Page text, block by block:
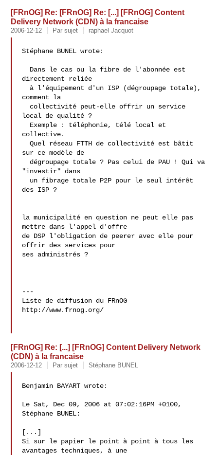
[FRnOG] Re: [FRnOG] Re: [...] [FRnOG] Content
Delivery Network (CDN) à la francaise
2006-12-12 Par sujet raphael Jacquot
Stéphane BUNEL wrote:
directement reliée
comment la
local de qualité ?
collective.
  Quel réseau FTTH de collectivité est bâtit
sur ce modèle de
"investir" dans
des ISP ?
la municipalité en question ne peut elle pas
mettre dans l'appel d'offre
de DSP l'obligation de peerer avec elle pour
offrir des services pour
ses administrés ?
---
Liste de diffusion du FRnOG
http://www.frnog.org/
[FRnOG] Re: [...] [FRnOG] Content Delivery Network
(CDN) à la francaise
2006-12-12 Par sujet Stéphane BUNEL
Benjamin BAYART wrote:
Le Sat, Dec 09, 2006 at 07:02:16PM +0100,
Stéphane BUNEL:
[...]
Si sur le papier le point à point à tous les
avantages techniques, à une